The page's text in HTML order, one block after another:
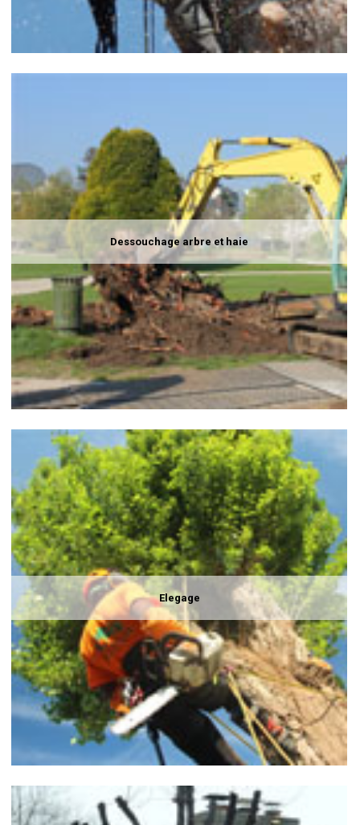
Dessouchage arbre et haie
Elegage